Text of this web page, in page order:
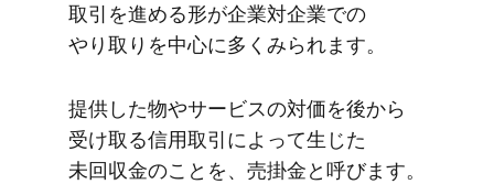
取引を​進める​形が​企業対企業での​
やり取りを​中心に​多く​みられます。
提供した​物や​サービスの​対価を​後から​
受け取る​信用取引に​よって​生じた​
未回収金の​ことを、​売掛金と​呼びます。